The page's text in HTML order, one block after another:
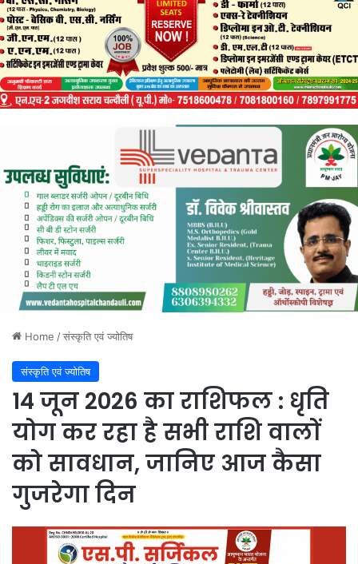
Home /संस्कृति एवं ज्योतिष
संस्कृति एवं ज्योतिष
14 जून 2026 का राशिफल : धृति
योग कर रहा है सभी राशि वालों
को सावधान, जानिए आज कैसा
गुजरेगा दिन